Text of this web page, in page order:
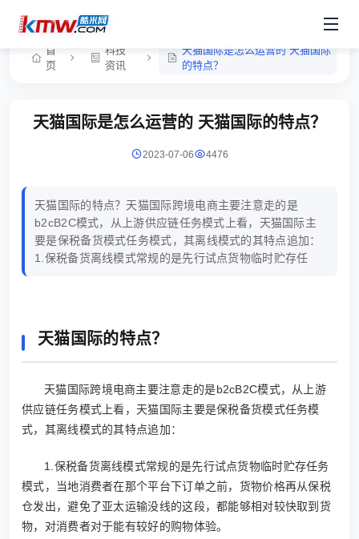
首
页
科技
资讯
天猫国际是怎么运营的 天猫国际
的特点？
天猫国际是怎么运营的 天猫国际的特点？
2023-07-06 4476
天猫国际的特点？天猫国际跨境电商主要注意走的是
b2cB2C模式，从上游供应链任务模式上看，天猫国际主
要是保税备货模式任务模式，其离线模式的其特点追加：
1.保税备货离线模式常规的是先行试点货物临时贮存任
天猫国际的特点？
天猫国际跨境电商主要注意走的是b2cB2C模式，从上游
供应链任务模式上看，天猫国际主要是保税备货模式任务模
式，其离线模式的其特点追加：
1.保税备货离线模式常规的是先行试点货物临时贮存任务
模式，当地消费者在那个平台下订单之前，货物价格再从保税
仓发出，避免了亚太运输没线的这段，都能够相对较快取到货
物，对消费者对于能有较好的购物体验。